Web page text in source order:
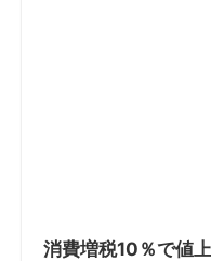
消費増税10％で値